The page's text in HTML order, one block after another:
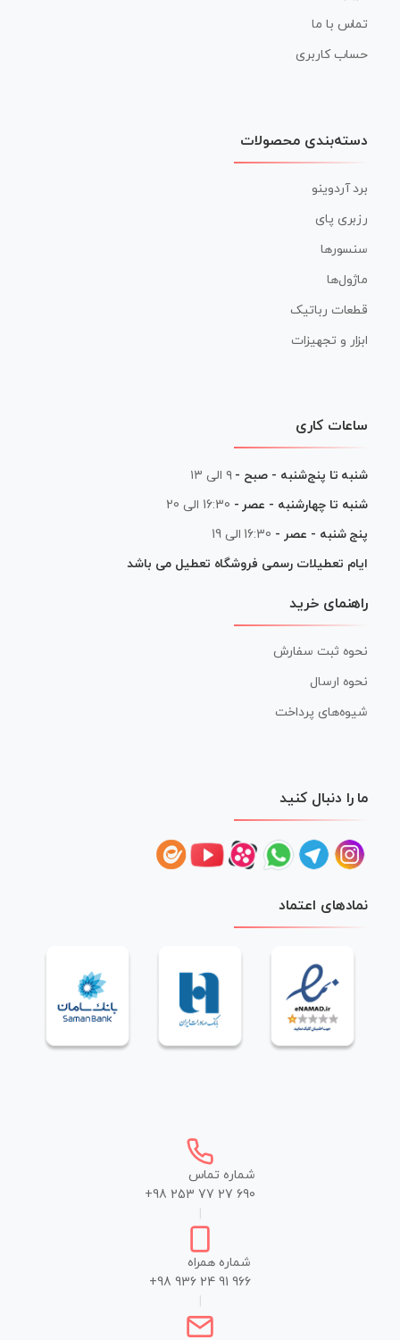
تماس با ما
حساب کاربری
دسته‌بندی محصولات
برد آردوینو
رزبری پای
سنسورها
ماژول‌ها
قطعات رباتیک
ابزار و تجهیزات
ساعات کاری
شنبه تا پنج‌شنبه - صبح - ۹ الی ۱۳
شنبه تا چهارشنبه - عصر - 16:30 الی 20
پنج شنبه - عصر - 16:30 الی 19
ایام تعطیلات رسمی فروشگاه تعطیل می باشد
راهنمای خرید
نحوه ثبت سفارش
نحوه ارسال
شیوه‌های پرداخت
ما را دنبال کنید
نمادهای اعتماد
شماره تماس
+98 253 77 27 690
شماره همراه
+98 936 24 91 966